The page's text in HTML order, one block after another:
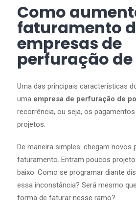
Como
faturamento
empresas de
perfuração de
Uma das principais características
uma empresa de perfuração de
recorrência, ou seja, os
projetos.
De maneira simples: chegam novos
faturamento. Entram poucos
baixo. Como se programar diante
essa inconstância? Será mesmo
forma de faturar nesse ramo?